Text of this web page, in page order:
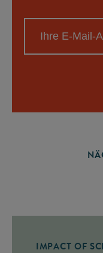
IMPACT OF